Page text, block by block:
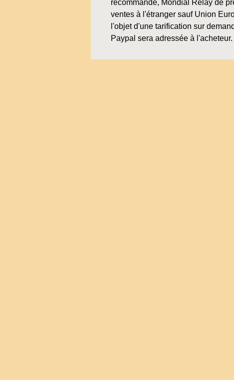
recommandé, Mondial Relay de
ventes à l'étranger sauf Union
l'objet d'une tarification sur
Paypal sera adressée à l'acheteur.